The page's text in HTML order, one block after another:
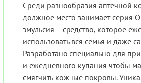
Среди разнообразия аптечной
должное место занимает серия
эмульсия – средство, которое
использовать вся семья и даже
Разработано специально для
и ежедневного купания чтобы
смягчить кожные покровы.